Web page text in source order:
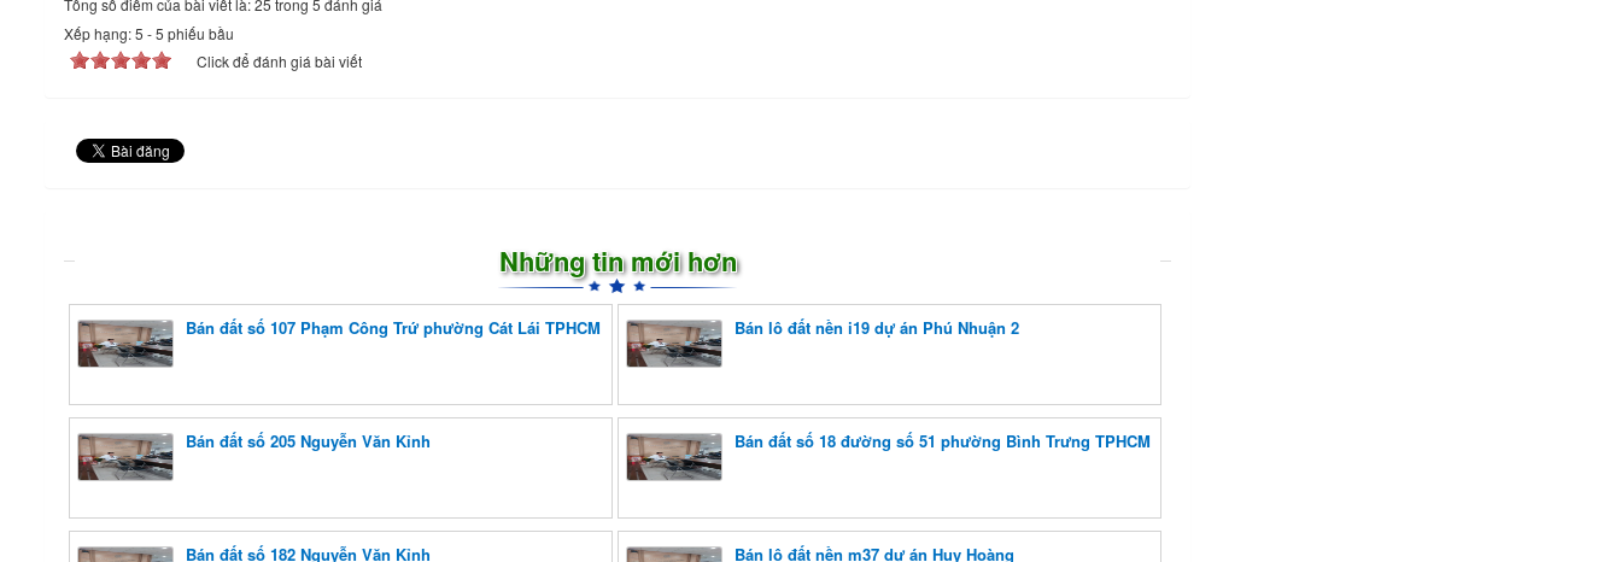
Tổng số điểm của bài viết là: 25 trong 5 đánh giá
Xếp hạng:5 -5 phiếu bầu
Click để đánh giá bài viết
Những tin mới hơn
Bán đất số 107 Phạm Công Trứ phường Cát Lái TPHCM Bán lô đất nền i19 dự án Phú Nhuận 2
Bán đất số 205 Nguyễn Văn Kỉnh Bán đất số 18 đường số 51 phường Bình Trưng TPHCM
Bán đất số 182 Nguyễn Văn Kỉnh Bán lô đất nền m37 dự án Huy Hoàng